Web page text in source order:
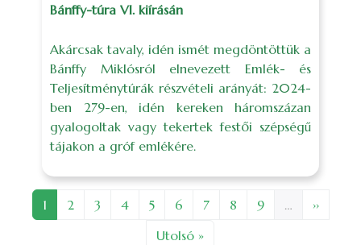
Bánffy-túra VI. kiírásán
Akárcsak tavaly, idén ismét megdöntöttük a
Bánffy Miklósról elnevezett Emlék- és
Teljesítménytúrák részvételi arányát: 2024-
ben 279-en, idén kereken háromszázan
gyalogoltak vagy tekertek festői szépségű
tájakon a gróf emlékére.
Pagination
Page
1 Page
2 Page
3 Page
4 Page
5 Page
6 Page
7 Page
8 Page
9 … Next
››
Last page
Utolsó »